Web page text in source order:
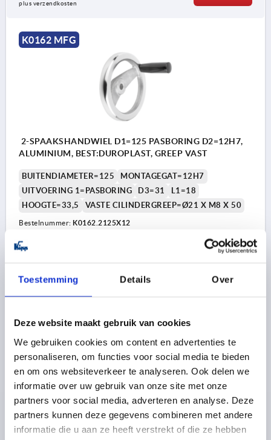
Toestemming Details Over
Deze website maakt gebruik van cookies
We gebruiken cookies om content en advertenties te
personaliseren, om functies voor social media te bieden
en om ons websiteverkeer te analyseren. Ook delen we
informatie over uw gebruik van onze site met onze
partners voor social media, adverteren en analyse. Deze
partners kunnen deze gegevens combineren met andere
informatie die u aan ze heeft verstrekt of die ze hebben
plus verzendkosten
K0162 MFG
2-SPAAKSHANDWIEL D1=125 PASBORING D2=12H7,
ALUMINIUM, BEST:DUROPLAST, GREEP VAST
BUITENDIAMETER=125
MONTAGEGAT=12H7
UITVOERING 1=PASBORING
D3=31
L1=18
HOOGTE=33,5
VASTE CILINDERGREEP=Ø21 X M8 X 50
Bestelnummer: K0162.2125X12
18,46 €
2-SPAAKSHANDWIEL D1=125 PASBORING D2=14H7,
ALUMINIUM, BEST:DUROPLAST, GREEP VAST